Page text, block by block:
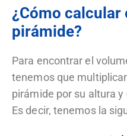
¿Cómo calcular
pirámide?
Para encontrar el
tenemos que
pirámide por su altura
Es decir, tenemos la